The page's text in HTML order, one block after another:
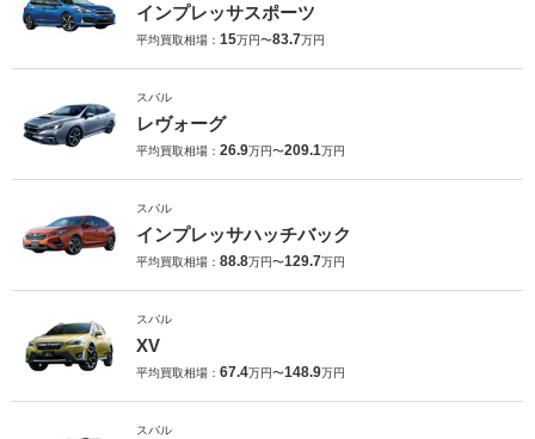
インプレッサスポーツ
平均買取相場： 15万円〜83.7万円
スバル
レヴォーグ
平均買取相場： 26.9万円〜209.1万円
スバル
インプレッサハッチバック
平均買取相場： 88.8万円〜129.7万円
スバル
XV
平均買取相場： 67.4万円〜148.9万円
スバル